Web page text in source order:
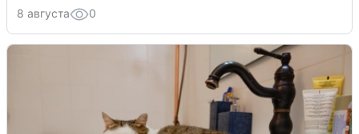
8 августа 0